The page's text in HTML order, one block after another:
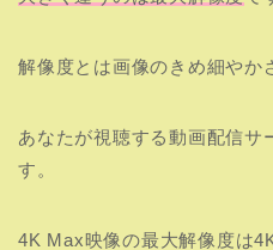
解像度とは画像のきめ細やか
あなたが視聴する動画配信サ
す。
4K Max映像の最大解像度は